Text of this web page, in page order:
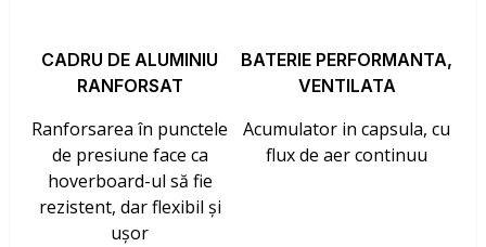
CADRU DE ALUMINIU
RANFORSAT
Ranforsarea în punctele
de presiune face ca
hoverboard-ul să fie
rezistent, dar flexibil și
ușor
BATERIE PERFORMANTA,
VENTILATA
Acumulator in capsula, cu
flux de aer continuu